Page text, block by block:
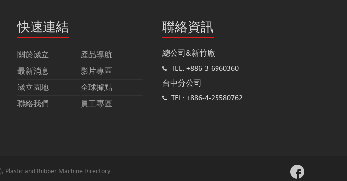
快速連結
關於崴立
產品導航
最新消息
影片專區
崴立園地
全球據點
聯絡我們
員工專區
聯絡資訊
總公司&新竹廠
TEL: +886-3-6960360
台中分公司
TEL: +886-4-25580762
), Plastic and Rubber Machine Directory.